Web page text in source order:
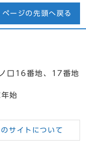
ページの先頭へ戻る
口16番地、17番地
始
のサイトについて